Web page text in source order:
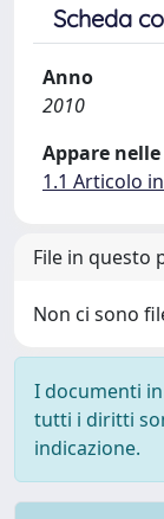
Scheda
Anno
2010
Appare
1.1 Articolo
File in questo
Non ci sono
I documenti
tutti i diritti
indicazione.